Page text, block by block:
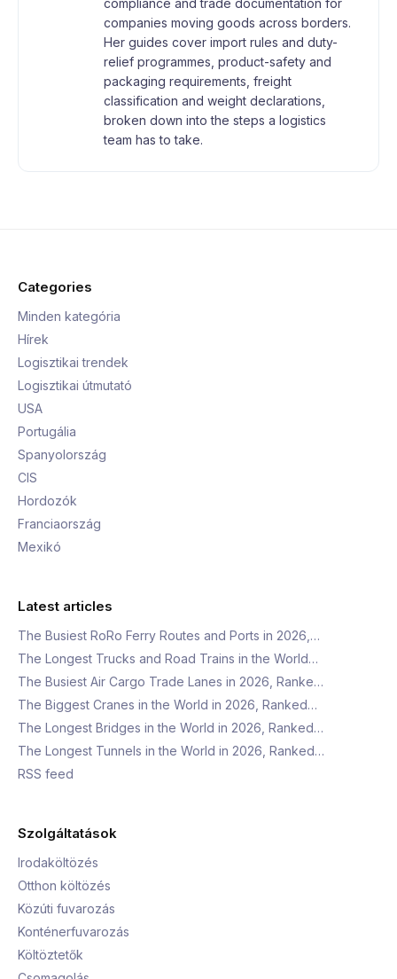
compliance and trade documentation for
companies moving goods across borders.
Her guides cover import rules and duty-
relief programmes, product-safety and
packaging requirements, freight
classification and weight declarations,
broken down into the steps a logistics
team has to take.
Categories
Minden kategória
Hírek
Logisztikai trendek
Logisztikai útmutató
USA
Portugália
Spanyolország
CIS
Hordozók
Franciaország
Mexikó
Latest articles
The Busiest RoRo Ferry Routes and Ports in 2026,…
The Longest Trucks and Road Trains in the World…
The Busiest Air Cargo Trade Lanes in 2026, Ranke…
The Biggest Cranes in the World in 2026, Ranked…
The Longest Bridges in the World in 2026, Ranked…
The Longest Tunnels in the World in 2026, Ranked…
RSS feed
Szolgáltatások
Irodaköltözés
Otthon költözés
Közúti fuvarozás
Konténerfuvarozás
Költöztetők